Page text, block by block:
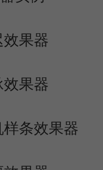
效果器
效果器
样条效果器